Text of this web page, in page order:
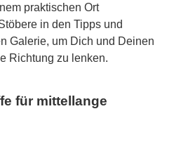
praktischen Ort
in den Tipps und
Galerie, um Dich und Deinen
Richtung zu lenken.
für mittellange